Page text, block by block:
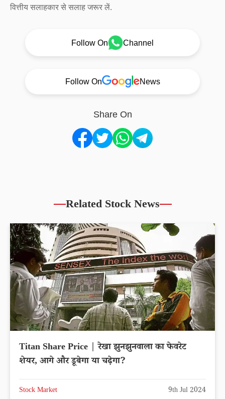
वित्तीय सलाहकार से सलाह जरूर लें.
Follow On Channel
Follow On News
Share On
Related Stock News
Titan Share Price | रेखा झुनझुनवाला का फेवरेट
शेयर, आगे और डूबेगा या चढ़ेगा?
Stock Market 9th Jul 2024